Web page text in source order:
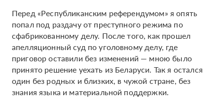
Перед «Республиканским референдумом» я опять
попал под раздачу от преступного режима по
сфабрикованному делу. После того, как прошел
апелляционный суд по уголовному делу, где
приговор оставили без изменений — мною было
принято решение уехать из Беларуси. Так я остался
один без родных и близких, в чужой стране, без
знания языка и материальной поддержки.